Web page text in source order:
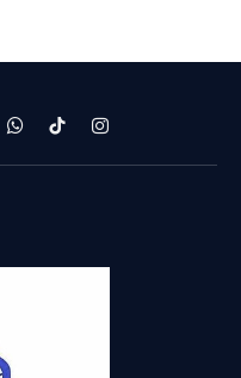
WhatsApp
TikTokInstagram